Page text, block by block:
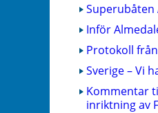
Superubåten
Inför
Protokoll
Sverige – Vi
Kommentar
inriktning av